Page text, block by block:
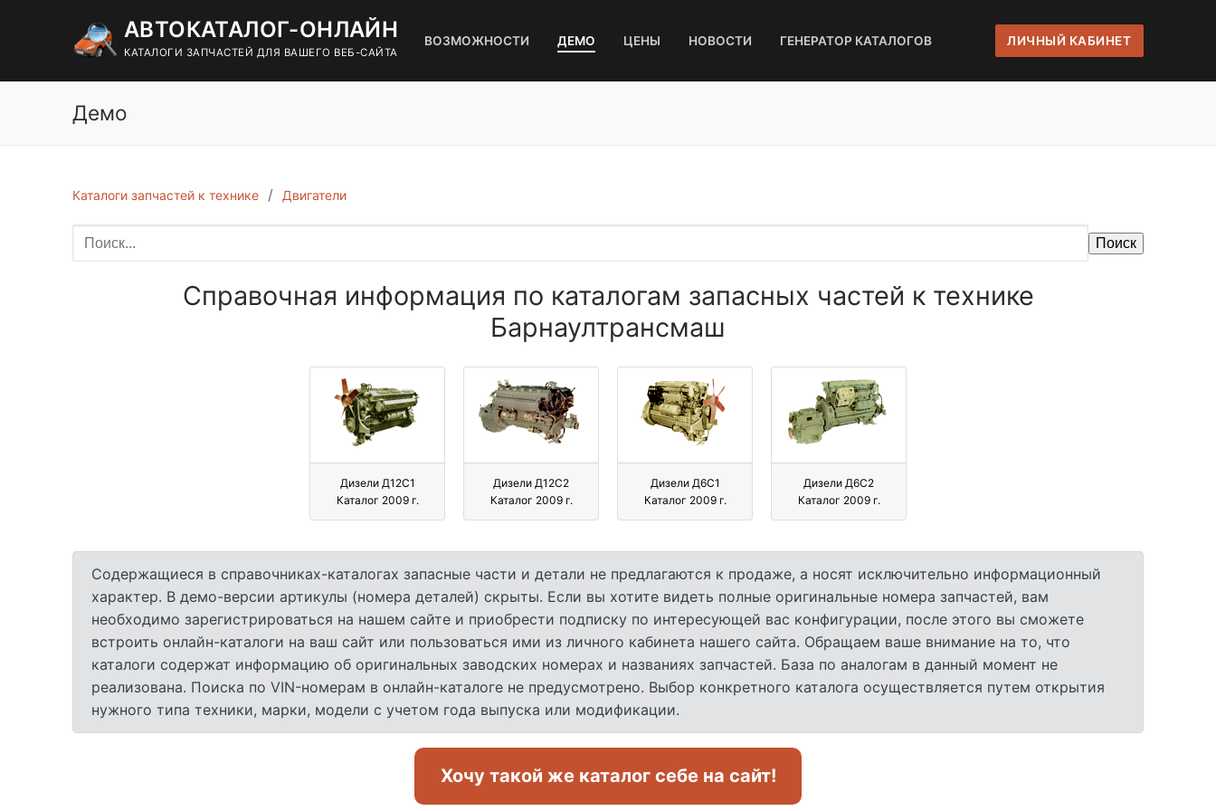
содержимому
АВТОКАТАЛОГ-ОНЛАЙН
КАТАЛОГИ ЗАПЧАСТЕЙ ДЛЯ ВАШЕГО ВЕБ-САЙТА
ВОЗМОЖНОСТИ ДЕМО ЦЕНЫ НОВОСТИ ГЕНЕРАТОР КАТАЛОГОВ ЛИЧНЫЙ КАБИНЕТ
Демо
Каталоги запчастей к технике Двигатели
Поиск
Справочная информация по каталогам запасных частей к технике
Барнаултрансмаш
Дизели Д12С1
Каталог 2009 г.
Дизели Д12С2
Каталог 2009 г.
Дизели Д6С1
Каталог 2009 г.
Дизели Д6С2
Каталог 2009 г.
Содержащиеся в справочниках-каталогах запасные части и детали не предлагаются к продаже, а носят исключительно информационный
характер. В демо-версии артикулы (номера деталей) скрыты. Если вы хотите видеть полные оригинальные номера запчастей, вам
необходимо зарегистрироваться на нашем сайте и приобрести подписку по интересующей вас конфигурации, после этого вы сможете
встроить онлайн-каталоги на ваш сайт или пользоваться ими из личного кабинета нашего сайта. Обращаем ваше внимание на то, что
каталоги содержат информацию об оригинальных заводских номерах и названиях запчастей. База по аналогам в данный момент не
реализована. Поиска по VIN-номерам в онлайн-каталоге не предусмотрено. Выбор конкретного каталога осуществляется путем открытия
нужного типа техники, марки, модели с учетом года выпуска или модификации.
Хочу такой же каталог себе на сайт!